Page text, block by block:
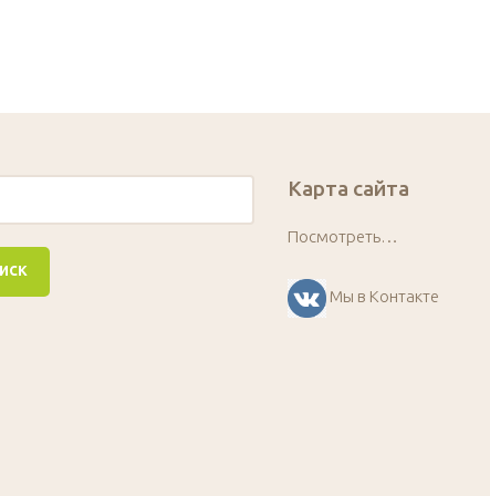
Карта сайта
Посмотреть…
Мы в Контакте